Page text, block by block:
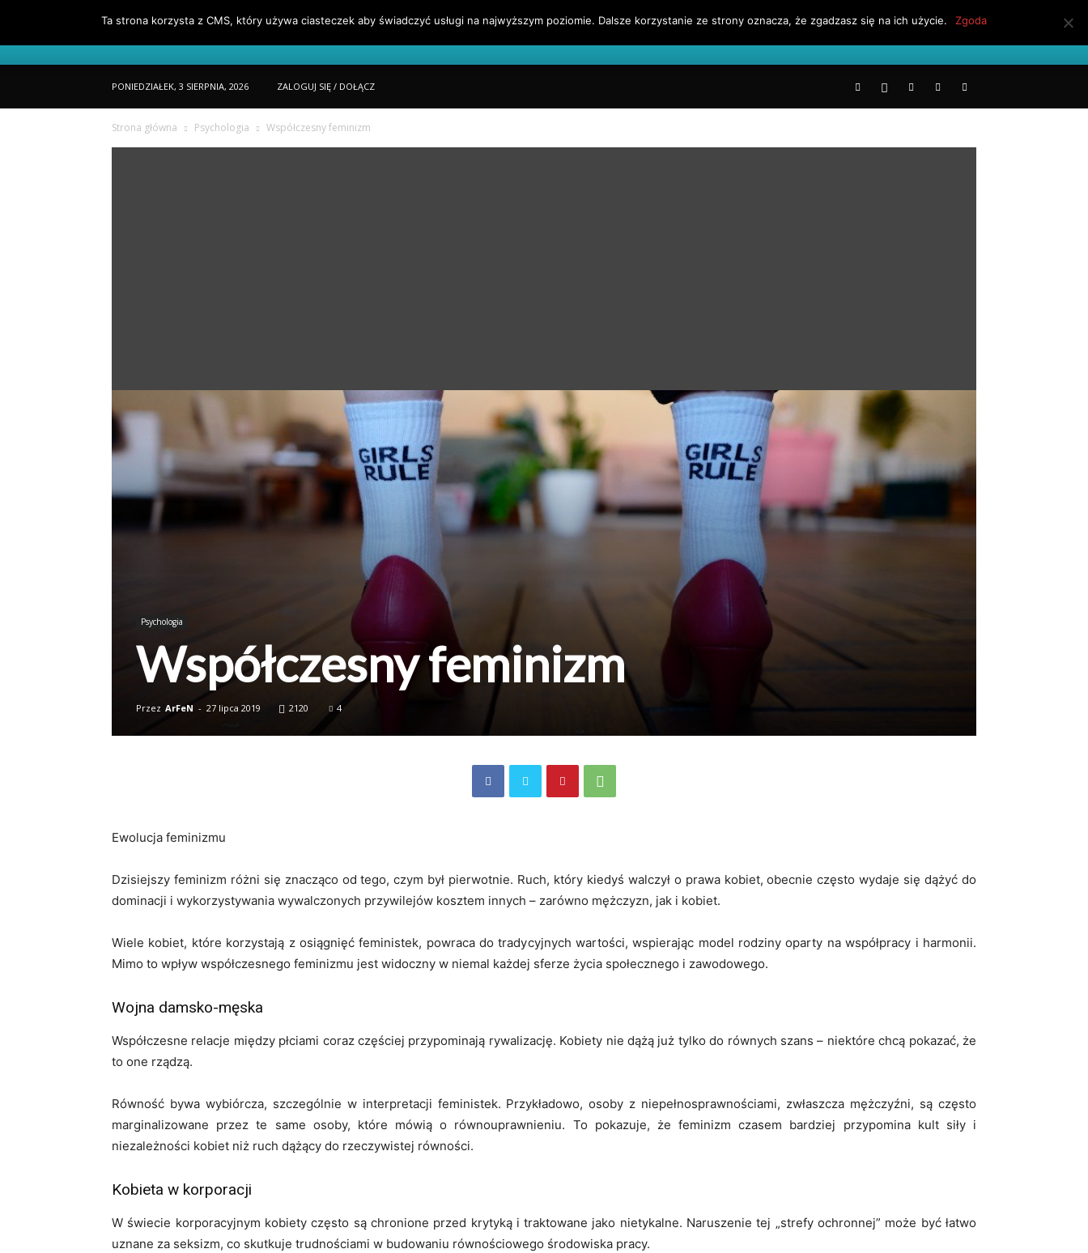
O Mnie Jak Czytać Portal Blog Finansowy Sygnały Handlowe Blogroll
PONIEDZIAŁEK, 3 SIERPNIA, 2026 ZALOGUJ SIĘ / DOŁĄCZ
Strona główna Psychologia Współczesny feminizm
Psychologia
Współczesny feminizm
Przez ArFeN - 27 lipca 2019 2120 4
Ewolucja feminizmu
Dzisiejszy feminizm różni się znacząco od tego, czym był pierwotnie. Ruch, który kiedyś walczył o prawa kobiet, obecnie często wydaje się dążyć do
dominacji i wykorzystywania wywalczonych przywilejów kosztem innych – zarówno mężczyzn, jak i kobiet.
Wiele kobiet, które korzystają z osiągnięć feministek, powraca do tradycyjnych wartości, wspierając model rodziny oparty na współpracy i harmonii.
Mimo to wpływ współczesnego feminizmu jest widoczny w niemal każdej sferze życia społecznego i zawodowego.
Wojna damsko-męska
Współczesne relacje między płciami coraz częściej przypominają rywalizację. Kobiety nie dążą już tylko do równych szans – niektóre chcą pokazać, że
to one rządzą.
Równość bywa wybiórcza, szczególnie w interpretacji feministek. Przykładowo, osoby z niepełnosprawnościami, zwłaszcza mężczyźni, są często
marginalizowane przez te same osoby, które mówią o równouprawnieniu. To pokazuje, że feminizm czasem bardziej przypomina kult siły i
niezależności kobiet niż ruch dążący do rzeczywistej równości.
Kobieta w korporacji
W świecie korporacyjnym kobiety często są chronione przed krytyką i traktowane jako nietykalne. Naruszenie tej „strefy ochronnej” może być łatwo
uznane za seksizm, co skutkuje trudnościami w budowaniu równościowego środowiska pracy.
Ta strona korzysta z CMS, który używa ciasteczek aby świadczyć usługi na najwyższym poziomie. Dalsze korzystanie ze strony oznacza, że zgadzasz się na ich użycie. Zgoda